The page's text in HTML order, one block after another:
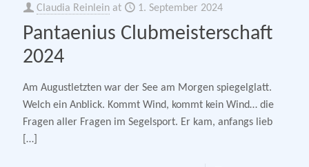
Claudia Reinlein at 1. September 2024
Pantaenius Clubmeisterschaft
2024
Am Augustletzten war der See am Morgen spiegelglatt.
Welch ein Anblick. Kommt Wind, kommt kein Wind… die
Fragen aller Fragen im Segelsport. Er kam, anfangs lieb
[…]